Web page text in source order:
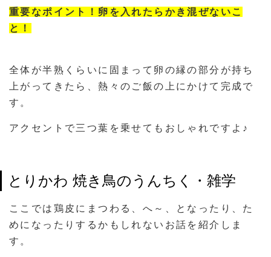
重要なポイント！卵を入れたらかき混ぜないこ
と！
全体が半熟くらいに固まって卵の縁の部分が持ち
上がってきたら、熱々のご飯の上にかけて完成で
す。
アクセントで三つ葉を乗せてもおしゃれですよ♪
とりかわ 焼き鳥のうんちく・雑学
ここでは鶏皮にまつわる、へ～、となったり、た
めになったりするかもしれないお話を紹介しま
す。